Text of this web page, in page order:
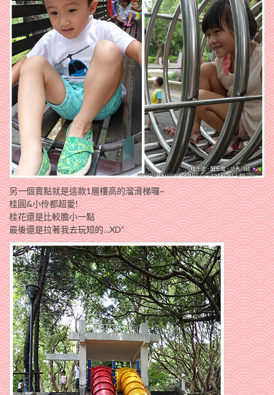
另一個賣點就是這款1層樓高的溜滑梯囉~
桂圓&小伶都超愛!
桂花還是比較膽小一點
最後還是拉著我去玩短的…XD”